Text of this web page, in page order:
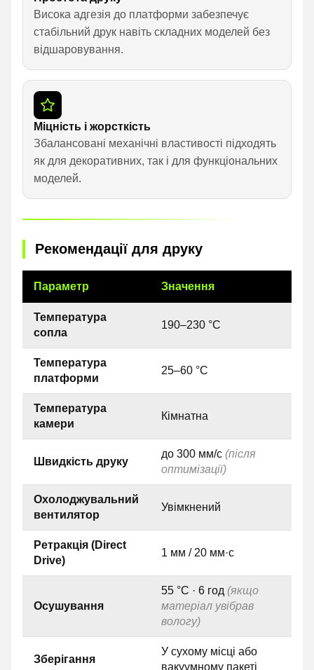
Висока адгезія до платформи забезпечує
стабільний друк навіть складних моделей без
відшаровування.
Міцність і жорсткість
Збалансовані механічні властивості підходять
як для декоративних, так і для функціональних
моделей.
Рекомендації для друку
Параметр Значення
Температура
сопла
190–230 °C
Температура
платформи
25–60 °C
Температура
камери
Кімнатна
Швидкість друку
до 300 мм/с (після
оптимізації)
Охолоджувальний
вентилятор
Увімкнений
Ретракція (Direct
Drive)
1 мм / 20 мм·с
Осушування
55 °C · 6 год (якщо
матеріал увібрав
вологу)
Зберігання
У сухому місці або
вакуумному пакеті